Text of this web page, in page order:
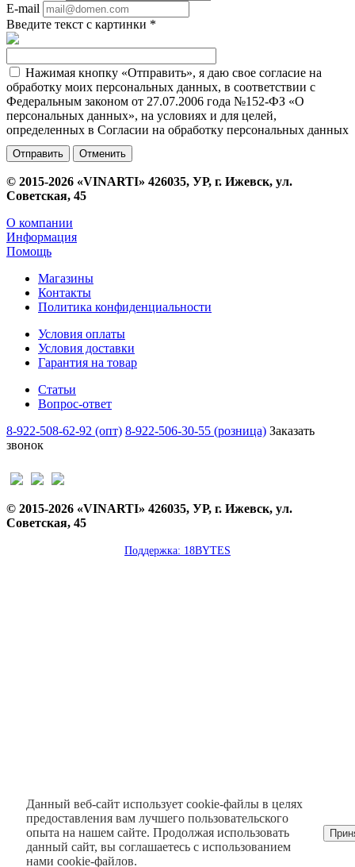
E-mail
Введите текст с картинки *
Нажимая кнопку «Отправить», я даю свое согласие на
обработку моих персональных данных, в соответствии с
Федеральным законом от 27.07.2006 года №152-ФЗ «О
персональных данных», на условиях и для целей,
определенных в Согласии на обработку персональных данных
Отменить
© 2015-2026 «VINARTI» 426035, УР, г. Ижевск, ул.
Советская, 45
О компании
Информация
Помощь
Магазины
Контакты
Политика конфиденциальности
Условия оплаты
Условия доставки
Гарантия на товар
Статьи
Вопрос-ответ
8-922-508-62-92 (опт) 8-922-506-30-55 (розница) Заказать
звонок
© 2015-2026 «VINARTI» 426035, УР, г. Ижевск, ул.
Советская, 45
Поддержка: 18BYTES
Данный веб-сайт использует cookie-файлы в целях
предоставления вам лучшего пользовательского
опыта на нашем сайте. Продолжая использовать
данный сайт, вы соглашаетесь с использованием
нами cookie-файлов.